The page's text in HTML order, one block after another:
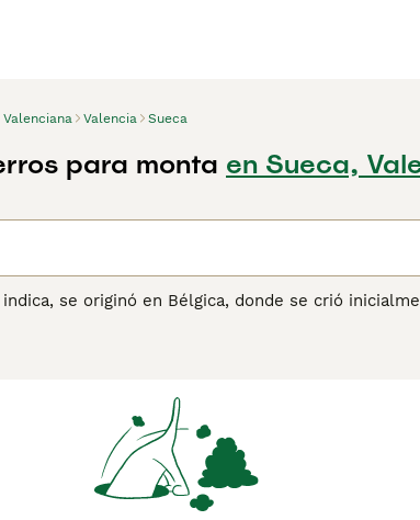
Valencia Sueca
para monta en Sueca,
se originó en Bélgica, donde se crió
Groenendael es una raza antigua que
y amistosa.
Belga Groenendaelpara obtener información